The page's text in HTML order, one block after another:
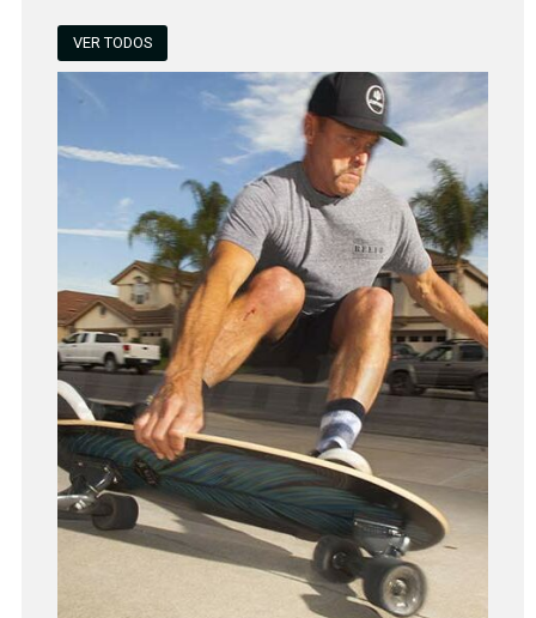
VER TODOS